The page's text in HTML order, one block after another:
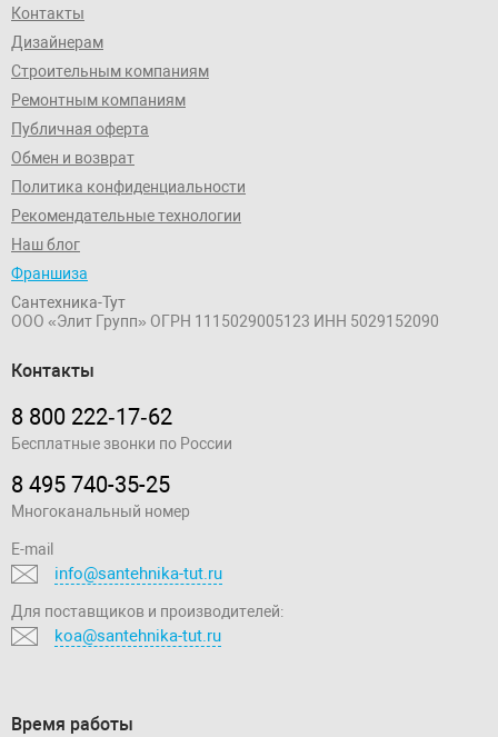
Контакты
Дизайнерам
Строительным компаниям
Ремонтным компаниям
Публичная оферта
Обмен и возврат
Политика конфиденциальности
Рекомендательные технологии
Наш блог
Франшиза
Сантехника-Тут
ООО «Элит Групп» ОГРН 1115029005123 ИНН 5029152090
Контакты
8 800 222‑17‑62
Бесплатные звонки по России
8 495 740-35-25
Многоканальный номер
E-mail
info@santehnika-tut.ru
Для поставщиков и производителей:
koa@santehnika-tut.ru
Время работы